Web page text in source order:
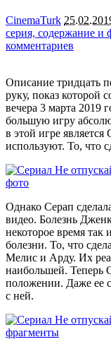
CinemaTurk
серия, содержание и
комментариев
Описание тридцать
руку, показ которой
вечера 3 марта 2019
большую игру
в этой игре является
используют. То, что
Однако Серап
видео. Болезнь
некоторое время так
болезни. То, что
Мелис и Арду. Их
наибольшей. Теперь
положении. Даже ее
с ней.